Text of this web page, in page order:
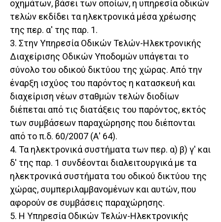
οχημάτων, βάσει των οποίων, η υπηρεσία οδικών
τελών εκδίδει τα ηλεκτρονικά μέσα χρέωσης
της περ. α' της παρ. 1.
3. Στην Υπηρεσία Οδικών Τελών-Ηλεκτρονικής
Διαχείρισης Οδικών Υποδομών υπάγεται το
σύνολο του οδικού δικτύου της χώρας. Από την
έναρξη ισχύος του παρόντος η κατασκευή και
διαχείριση νέων σταθμών τελών διοδίων
διέπεται από τις διατάξεις του παρόντος, εκτός
των συμβάσεων παραχώρησης που διέπονται
από το π.δ. 60/2007 (Α' 64).
4. Τα ηλεκτρονικά συστήματα των περ. α) β) γ' και
δ' της παρ. 1 συνδέονται διαλειτουργικά με τα
ηλεκτρονικά συστήματα του οδικού δικτύου της
χώρας, συμπεριλαμβανομένων και αυτών, που
αφορούν σε συμβάσεις παραχώρησης.
5. Η Υπηρεσία Οδικών Τελών-Ηλεκτρονικής